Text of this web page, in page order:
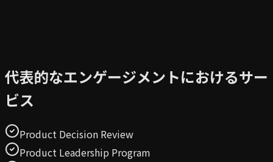
代表的なエンゲージメントにおけるサー
ビス
Product Decision Review
Product Leadership Program